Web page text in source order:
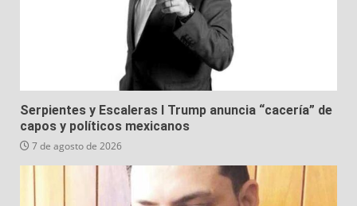
Serpientes y Escaleras I Trump anuncia “cacería” de
capos y políticos mexicanos
7 de agosto de 2026